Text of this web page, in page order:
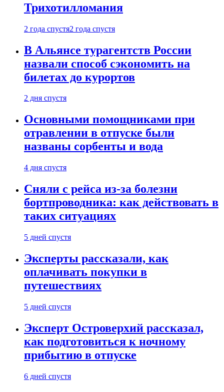
Трихотилломания
2 года спустя2 года спустя
В Альянсе турагентств России
назвали способ сэкономить на
билетах до курортов
2 дня спустя
Основными помощниками при
отравлении в отпуске были
названы сорбенты и вода
4 дня спустя
Сняли с рейса из-за болезни
бортпроводника: как действовать в
таких ситуациях
5 дней спустя
Эксперты рассказали, как
оплачивать покупки в
путешествиях
5 дней спустя
Эксперт Островерхий рассказал,
как подготовиться к ночному
прибытию в отпуске
6 дней спустя